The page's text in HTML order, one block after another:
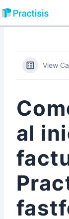
al
contenido
View
al